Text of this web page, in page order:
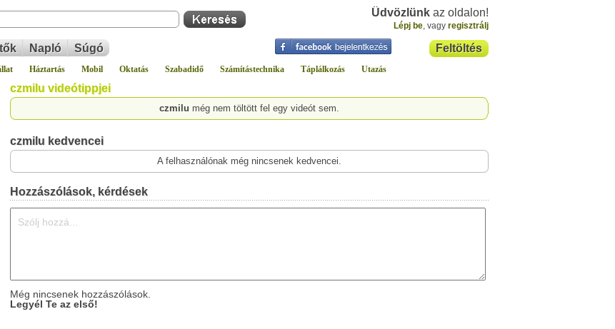
Üdvözlünk az oldalon!
Lépj be, vagy regisztrálj
Feltöltés
Napló Súgó
Háztartás Mobil Oktatás Szabadidő Számítástechnika Táplálkozás Utazás
czmilu videótippjei
czmilu még nem töltött fel egy videót sem.
czmilu kedvencei
A felhasználónak még nincsenek kedvencei.
Hozzászólások, kérdések
Még nincsenek hozzászólások.
Legyél Te az első!